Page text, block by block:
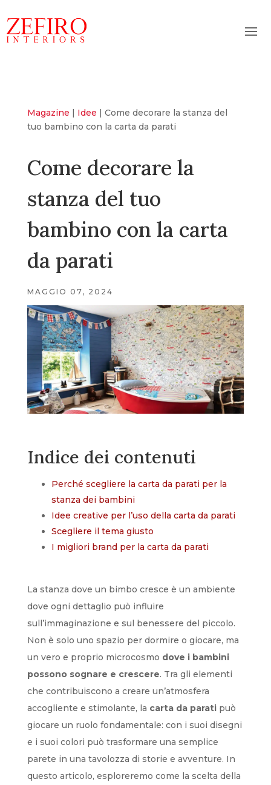
Magazine | Idee | Come decorare la stanza del
tuo bambino con la carta da parati
Come decorare la
stanza del tuo
bambino con la carta
da parati
MAGGIO 07, 2024
Indice dei contenuti
Perché scegliere la carta da parati per la
stanza dei bambini
Idee creative per l’uso della carta da parati
Scegliere il tema giusto
I migliori brand per la carta da parati
La stanza dove un bimbo cresce è un ambiente
dove ogni dettaglio può influire
sull’immaginazione e sul benessere del piccolo.
Non è solo uno spazio per dormire o giocare, ma
un vero e proprio microcosmo dove i bambini
possono sognare e crescere. Tra gli elementi
che contribuiscono a creare un’atmosfera
accogliente e stimolante, la carta da paratipuò
giocare un ruolo fondamentale: con i suoi disegni
e i suoi colori può trasformare una semplice
parete in una tavolozza di storie e avventure. In
questo articolo, esploreremo come la scelta della